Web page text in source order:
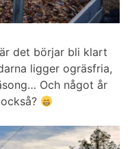
det börjar bli klart
ligger ogräsfria,
Och något år